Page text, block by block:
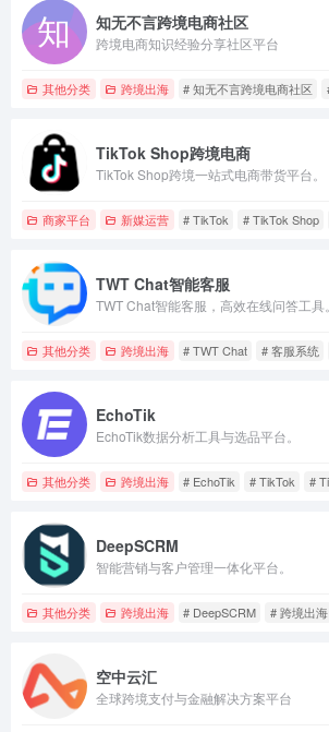
知无不言跨境电商社区
跨境电商知识经验分享社区平台
其他分类 跨境出海 # 知无不言跨境电商社区
TikTok Shop跨境电商
TikTok Shop跨境一站式电商带货平台。
商家平台 新媒运营 # TikTok # TikTok Shop
TWT Chat智能客服
TWT Chat智能客服，高效在线问答工具。
其他分类 跨境出海 # TWT Chat # 客服系统
EchoTik
EchoTik数据分析工具与选品平台。
其他分类 跨境出海 # EchoTik # TikTok #
DeepSCRM
智能营销与客户管理一体化平台。
其他分类 跨境出海 # DeepSCRM # 跨境出海
空中云汇
全球跨境支付与金融解决方案平台